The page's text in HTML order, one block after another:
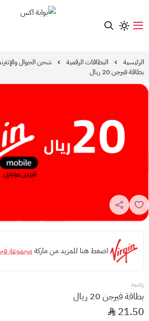
الرئيسية البطاقات الرقمية شحن الجوال
بطاقة فيرجن 20 ريال
اضغط هنا للمزيد من ماركةمجموعة
رصيد
بطاقة فيرجن 20 ريال
21.50